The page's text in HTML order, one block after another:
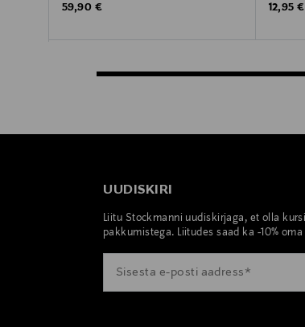
Original Price
59,90 €
Original
12,95 €
UUDISKIRI
Liitu Stockmanni uudiskirjaga, et olla
pakkumistega. Liitudes saad ka -10%